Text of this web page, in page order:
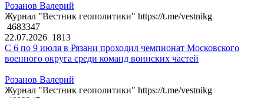
Розанов Валерий
Журнал "Вестник геополитики" https://t.me/vestnikg
4683347
22.07.2026 1813
С 6 по 9 июля в Рязани проходил чемпионат Московского
военного округа среди команд воинских частей
Розанов Валерий
Журнал "Вестник геополитики" https://t.me/vestnikg